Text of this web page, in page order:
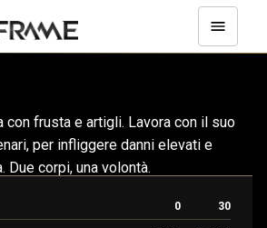
con frusta e artigli. Lavora con il suo
per infliggere danni elevati e
Due corpi, una volontà.
0 30